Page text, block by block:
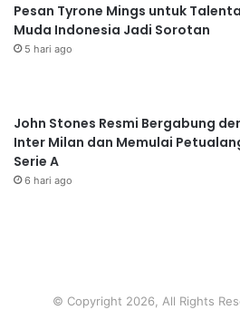
Pesan Tyrone Mings untuk Talenta
Muda Indonesia Jadi Sorotan
5 hari ago
John Stones Resmi Bergabung
Inter Milan dan Memulai
Serie A
6 hari ago
© Copyright 2026, All Rights